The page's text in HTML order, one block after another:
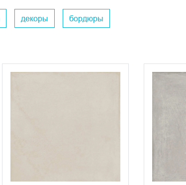
декоры бордюры